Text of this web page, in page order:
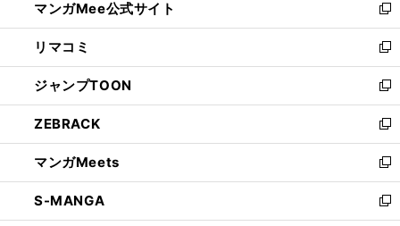
く
ド
ウ
で
開
く
ィ
ン
ド
ウ
で
開
く
い
ウ
ィ
ン
ド
ウ
で
開
く
マンガMee公式サイト
新
し
い
ウ
ィ
ン
ド
ウ
で
開
く
リマコミ
新
し
い
ウ
ィ
ン
ド
ウ
で
開
ジャンプTOON
新
し
い
ウ
ィ
ン
ド
ウ
ZEBRACK
新
し
い
ウ
ィ
ン
マンガMeets
新
し
い
ウ
S-MANGA
新